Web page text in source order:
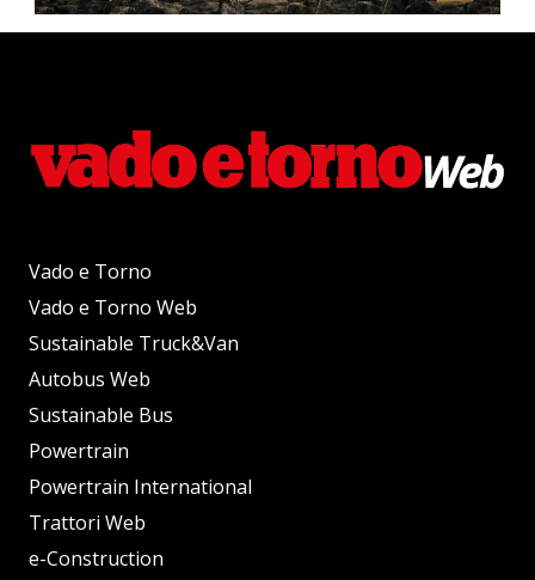
Vado e Torno
Vado e Torno Web
Sustainable Truck&Van
Autobus Web
Sustainable Bus
Powertrain
Powertrain International
Trattori Web
e-Construction